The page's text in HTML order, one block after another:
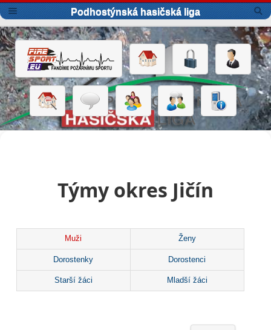
Podhostýnská hasičská liga
Týmy okres Jičín
Muži Ženy
Dorostenky Dorostenci
Starší žáci Mladší žáci